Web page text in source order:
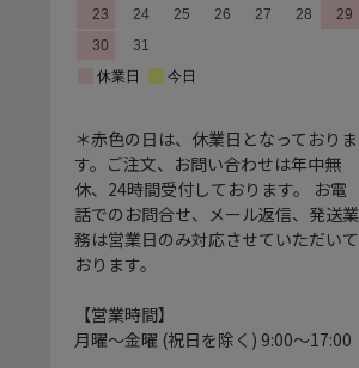
＊赤色の日は、休業日となっておりま
す。ご注文、お問い合わせは年中無
休、24時間受付しております。 お電
話でのお問合せ、メール返信、発送業
務は営業日のみ対応させていただいて
おります。
【営業時間】
月曜～金曜 (祝日を除く) 9:00～17:00